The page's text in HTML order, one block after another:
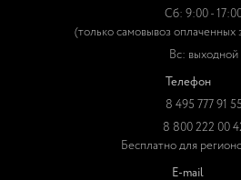
Сб: 9:00 -
(только самовывоз оплаченных
Вс: выходной
Телефон
8 495 777 91 55
8 800 222 00
Бесплатно для
E-mail